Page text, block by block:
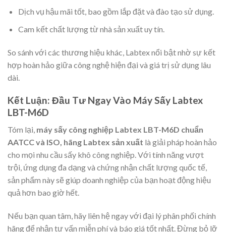
Dịch vụ hậu mãi tốt, bao gồm lắp đặt và đào tạo sử dụng.
Cam kết chất lượng từ nhà sản xuất uy tín.
So sánh với các thương hiệu khác, Labtex nổi bật nhờ sự kết
hợp hoàn hảo giữa công nghệ hiện đại và giá trị sử dụng lâu
dài.
Kết Luận: Đầu Tư Ngay Vào Máy Sấy Labtex
LBT-M6D
Tóm lại, máy sấy công nghiệp Labtex LBT-M6D chuẩn
AATCC và ISO, hãng Labtex sản xuất là giải pháp hoàn hảo
cho mọi nhu cầu sấy khô công nghiệp. Với tính năng vượt
trội, ứng dụng đa dạng và chứng nhận chất lượng quốc tế,
sản phẩm này sẽ giúp doanh nghiệp của bạn hoạt động hiệu
quả hơn bao giờ hết.
Nếu bạn quan tâm, hãy liên hệ ngay với đại lý phân phối chính
hãng để nhận tư vấn miễn phí và báo giá tốt nhất. Đừng bỏ lỡ